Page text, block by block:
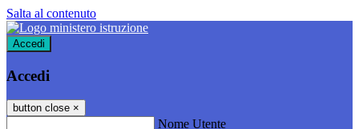
Salta al contenuto
Accedi
Accedi
button close ×
Nome Utente